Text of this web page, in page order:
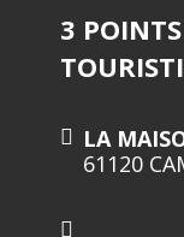
3
LA
61120